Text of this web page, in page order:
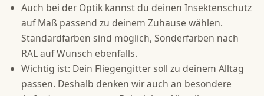
Auch bei der Optik kannst du deinen Insektenschutz
auf Maß passend zu deinem Zuhause wählen.
Standardfarben sind möglich, Sonderfarben nach
RAL auf Wunsch ebenfalls.
Wichtig ist: Dein Fliegengitter soll zu deinem Alltag
passen. Deshalb denken wir auch an besondere